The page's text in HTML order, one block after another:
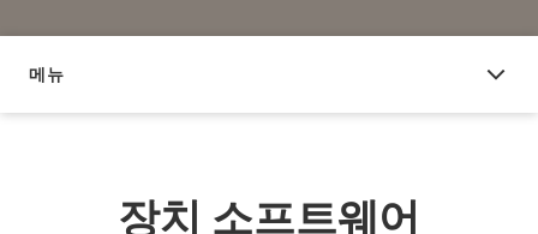
메뉴
장치 소프트웨어
장치 소프트웨어